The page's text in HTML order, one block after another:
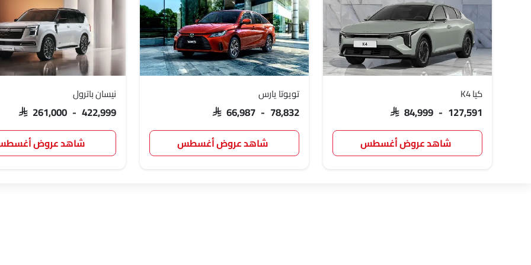
لوسيد بي واي دي جيتور GWM سوإست جايكو
روكس شاومي ج إم سي إم هيرو دودج
كيا K4
SAR 84,999 - 127,591
شاهد عروض أغسطس
تويوتا يارس
SAR 66,987 - 78,832
شاهد عروض أغسطس
نيسان باترول
SAR 261,000 - 422,999
شاهد عروض